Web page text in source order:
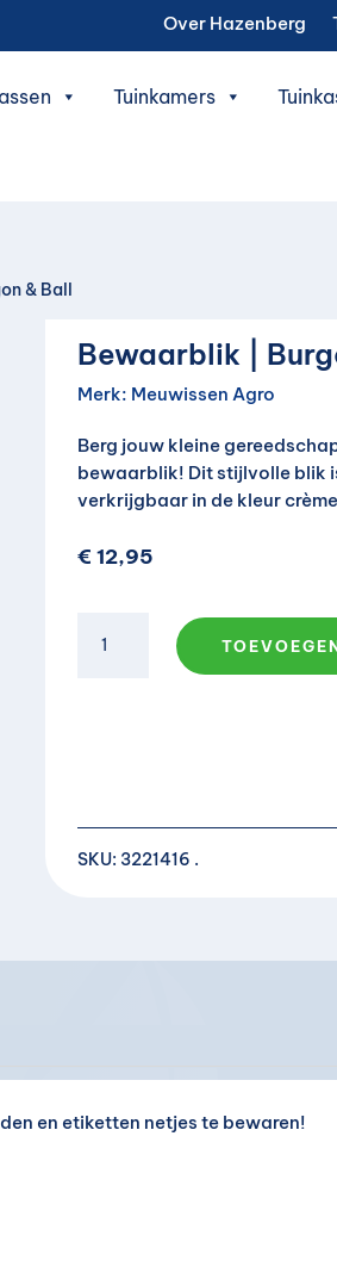
Over Hazenberg
Tuinkamers
& Ball
Bewaarblik |
Merk: Meuwissen Agro
Berg jouw kleine
bewaarblik! Dit stijlvolle blik
verkrijgbaar in de kleur
€ 12,95
SKU: 3221416
en etiketten netjes te bewaren!